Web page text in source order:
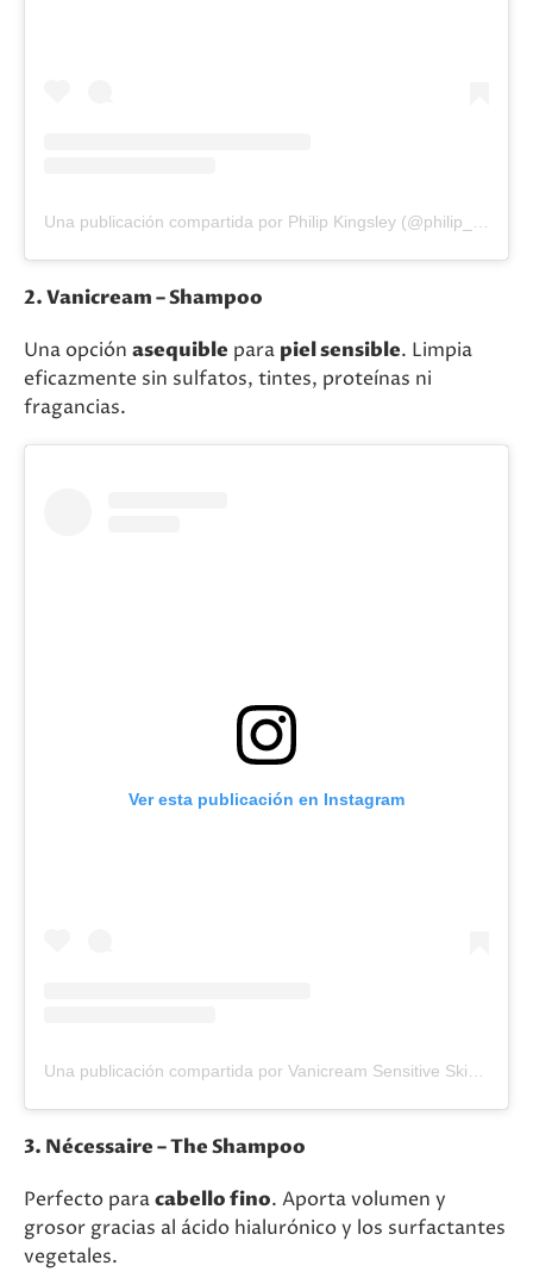
2. Vanicream – Shampoo
Una opción asequible para piel sensible. Limpia
eficazmente sin sulfatos, tintes, proteínas ni
fragancias.
Ver esta publicación en Instagram
3. Nécessaire – The Shampoo
Perfecto paracabello fino. Aporta volumen y
grosor gracias al ácido hialurónico y los surfactantes
vegetales.